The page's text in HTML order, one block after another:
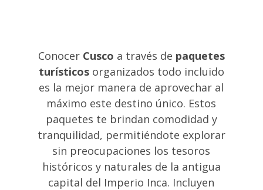
Conocer Cusco a través de paquetes
turísticosorganizados todo incluido
es la mejor manera de aprovechar al
máximo este destino único. Estos
paquetes te brindan comodidad y
tranquilidad, permitiéndote explorar
sin preocupaciones los tesoros
históricos y naturales de la antigua
capital del Imperio Inca. Incluyen